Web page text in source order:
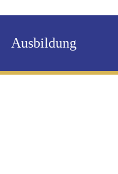
Ausbildung